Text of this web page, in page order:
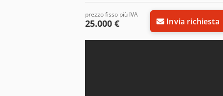
prezzo fisso più IVA
25.000 € Invia richiesta